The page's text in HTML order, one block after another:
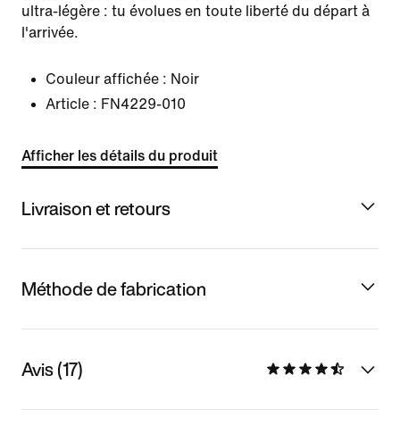
ultra-légère : tu évolues en toute liberté du départ à
l'arrivée.
Couleur affichée : Noir
Article : FN4229-010
Afficher les détails du produit
Livraison et retours
Méthode de fabrication
Avis (17)